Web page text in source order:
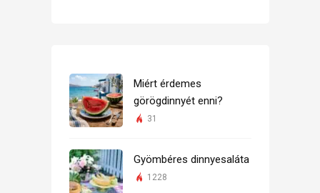
Miért érdemes
görögdinnyét enni?
31
Gyömbéres dinnyesaláta
1228